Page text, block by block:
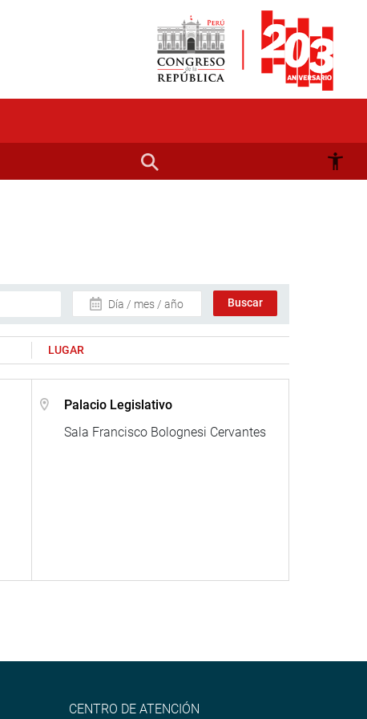
Día / mes / año
LUGAR
Palacio Legislativo
Sala Francisco Bolognesi Cervantes
CENTRO DE ATENCIÓN